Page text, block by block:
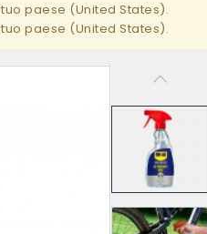
paese (United States).
paese (United States).